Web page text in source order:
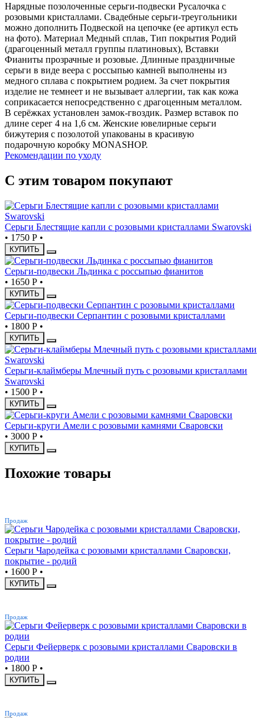
Нарядные позолоченные серьги-подвески Русалочка с
розовыми кристаллами. Свадебные серьги-треугольники
можно дополнить Подвеской на цепочке (ее aртикул есть
на фoто). Материал Медный сплав, Тип покрытия Родий
(драгоценный металл группы платиновых), Вставки
Фианиты прозрачные и розовые. Длинные праздничные
серьги в виде веера с россыпью камней выполнены из
медного сплава с покрытием родием. За счет покрытия
изделие не темнеет и не вызывает аллергии, так как кожа
соприкасается непосредственно с драгоценным металлом.
В серёжках установлен замок-гвоздик. Размер вставок по
длине серег 4 на 1,6 см. Женские ювелирные серьги
бижутерия с позолотой упакованы в красивую
подарочную коробку MONASHOP.
Рекомендации по уходу
С этим товаром покупают
Серьги Блестящие капли с розовыми кристаллами Swarovski
• 1750 Р •
КУПИТЬ
Серьги-подвески Льдинка с россыпью фианитов
• 1650 Р •
КУПИТЬ
Серьги-подвески Серпантин с розовыми кристаллами
• 1800 Р •
КУПИТЬ
Серьги-клаймберы Млечный путь с розовыми кристаллами
Swarovski
• 1500 Р •
КУПИТЬ
Серьги-круги Амели с розовыми камнями Сваровски
• 3000 Р •
КУПИТЬ
Похожие товары
Продаж
Серьги Чародейка с розовыми кристаллами Сваровски,
покрытие - родий
• 1600 Р •
КУПИТЬ
Продаж
Серьги Фейерверк с розовыми кристаллами Сваровски в
родии
• 1800 Р •
КУПИТЬ
Продаж